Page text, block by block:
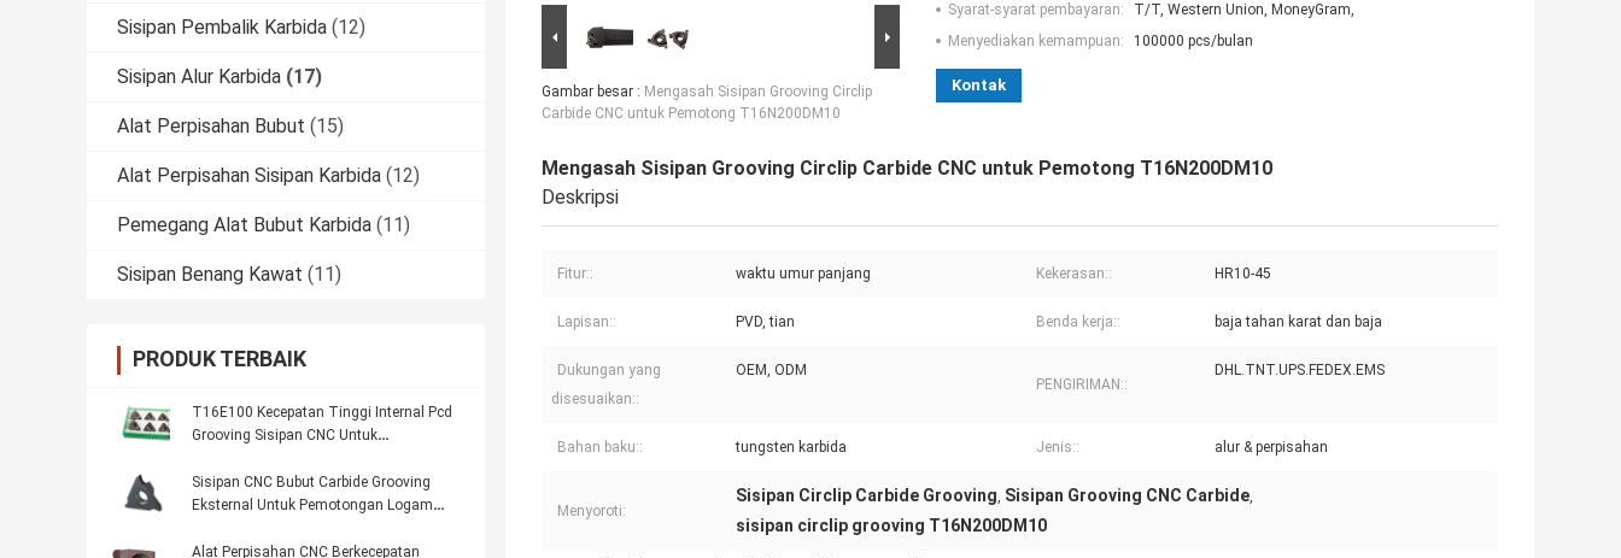
Sisipan Pembalik Karbida (12)
Sisipan Alur Karbida (17)
Alat Perpisahan Bubut (15)
Alat Perpisahan Sisipan Karbida (12)
Pemegang Alat Bubut Karbida (11)
Sisipan Benang Kawat (11)
PRODUK TERBAIK
T16E100 Kecepatan Tinggi Internal Pcd
Grooving Sisipan CNC Untuk
Sisipan CNC Bubut Carbide Grooving
Eksternal Untuk Pemotongan Logam
Alat Perpisahan CNC Berkecepatan
Gambar besar : Mengasah Sisipan Grooving Circlip
Carbide CNC untuk Pemotong T16N200DM10
Syarat-syarat pembayaran:
T/T, Western Union, MoneyGram,
Menyediakan kemampuan:
100000 pcs/bulan
Kontak
Mengasah Sisipan Grooving Circlip Carbide CNC untuk Pemotong T16N200DM10
Deskripsi
Fitur:: waktu umur panjang Kekerasan:: HR10-45
Lapisan:: PVD, tian Benda kerja:: baja tahan karat dan baja
Dukungan yang
disesuaikan::
OEM, ODM
PENGIRIMAN::
DHL.TNT.UPS.FEDEX.EMS
Bahan baku:: tungsten karbida Jenis:: alur & perpisahan
Menyoroti:
Sisipan Circlip Carbide Grooving, Sisipan Grooving CNC Carbide,
sisipan circlip grooving T16N200DM10